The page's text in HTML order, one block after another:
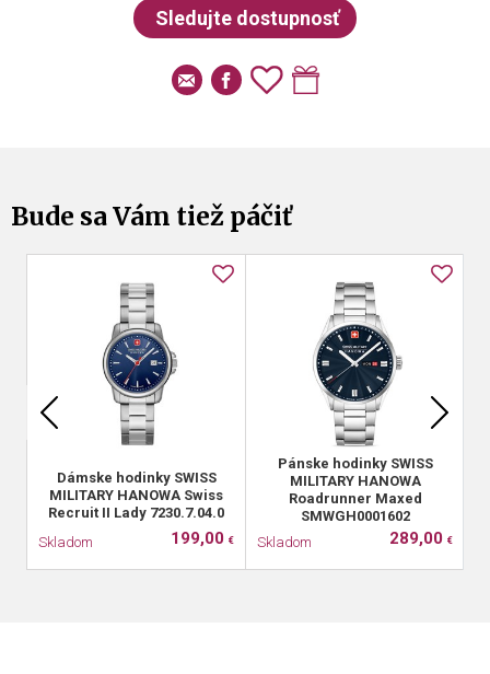
Bude sa Vám tiež páčiť
Dámske hodinky SWISS
MILITARY HANOWA Swiss
Recruit II Lady 7230.7.04.0
Skladom
199,00 €
Pánske hodinky SWISS
MILITARY HANOWA
Roadrunner Maxed
SMWGH0001602
Skladom
289,00 €